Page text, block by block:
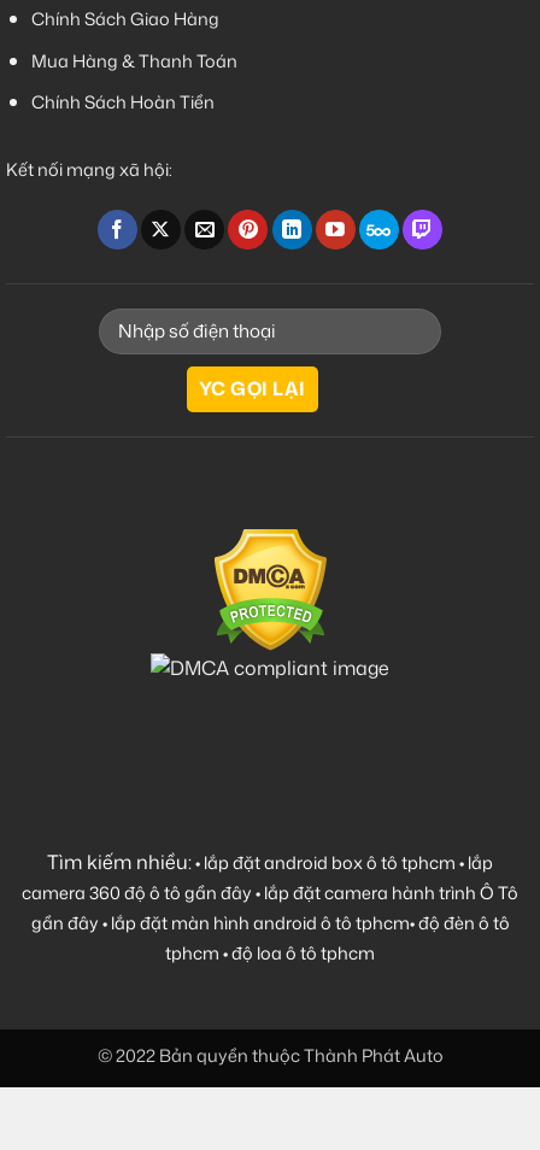
Chính Sách Giao Hàng
Mua Hàng & Thanh Toán
Chính Sách Hoàn Tiền
Kết nối mạng xã hội:
Tìm kiếm nhiều:•lắp đặt android box ô tô tphcm•lắp
camera 360 độ ô tô gần đây•lắp đặt camera hành trình Ô Tô
gần đây•lắp đặt màn hình android ô tô tphcm•độ đèn ô tô
tphcm•độ loa ô tô tphcm
© 2022 Bản quyền thuộc Thành Phát Auto